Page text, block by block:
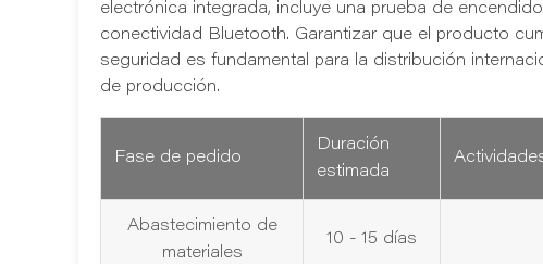
electrónica integrada, incluye una prueba de
conectividad Bluetooth. Garantizar que el producto
seguridad es fundamental para la distribución
de producción.
Fase de pedido
Duración
estimada
Abastecimiento de
materiales
10 - 15 días